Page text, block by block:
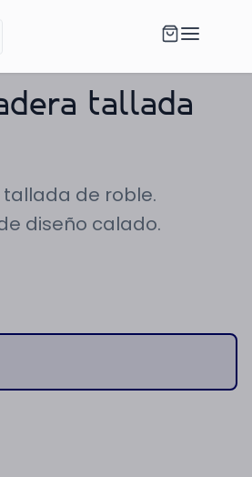
tallada
tallada de roble.
diseño calado.